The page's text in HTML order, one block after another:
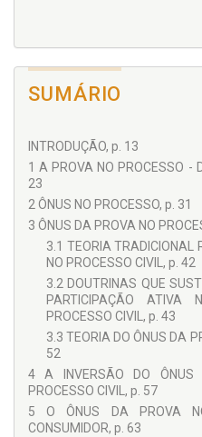
SUMÁRIO
INTRODUÇÃO, p. 13
1 A PROVA NO PROCESSO -
23
2 ÔNUS NO PROCESSO, p. 31
3 ÔNUS DA PROVA NO
3.1 TEORIA TRADICIONAL
NO PROCESSO CIVIL, p. 42
3.2 DOUTRINAS QUE
PARTICIPAÇÃO ATIVA
PROCESSO CIVIL, p. 43
3.3 TEORIA DO ÔNUS DA
52
4 A INVERSÃO DO ÔNUS
PROCESSO CIVIL, p. 57
5 O ÔNUS DA PROVA
CONSUMIDOR, p. 63